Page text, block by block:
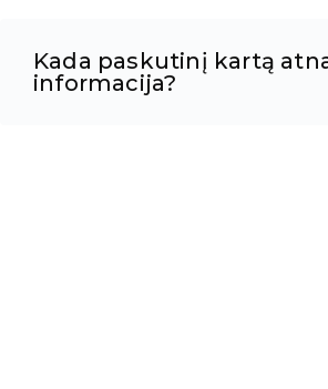
Kada paskutinį kartą
informacija?